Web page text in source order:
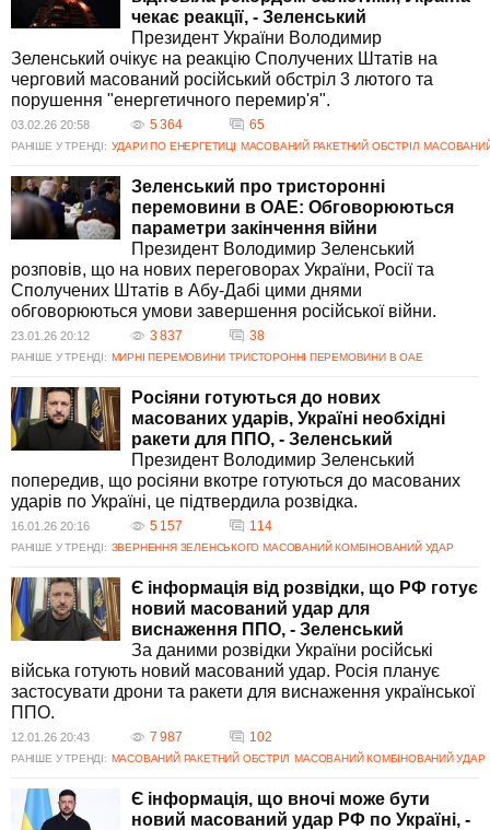
чекає реакції, - Зеленський
Президент України Володимир
Зеленський очікує на реакцію Сполучених Штатів на
черговий масований російський обстріл 3 лютого та
порушення "енергетичного перемир'я".
03.02.26 20:58 5 364 65
РАНІШЕ У ТРЕНДІ: УДАРИ ПО ЕНЕРГЕТИЦІ МАСОВАНИЙ РАКЕТНИЙ ОБСТРІЛ
Зеленський про тристоронні
перемовини в ОАЕ: Обговорюються
параметри закінчення війни
Президент Володимир Зеленський
розповів, що на нових переговорах України, Росії та
Сполучених Штатів в Абу-Дабі цими днями
обговорюються умови завершення російської війни.
23.01.26 20:12 3 837 38
РАНІШЕ У ТРЕНДІ: МИРНІ ПЕРЕМОВИНИ ТРИСТОРОННІ ПЕРЕМОВИНИ В ОАЕ
Росіяни готуються до нових
масованих ударів, Україні необхідні
ракети для ППО, - Зеленський
Президент Володимир Зеленський
попередив, що росіяни вкотре готуються до масованих
ударів по Україні, це підтвердила розвідка.
16.01.26 20:16 5 157 114
РАНІШЕ У ТРЕНДІ: ЗВЕРНЕННЯ ЗЕЛЕНСЬКОГО МАСОВАНИЙ КОМБІНОВАНИЙ УДАР
Є інформація від розвідки, що РФ готує
новий масований удар для
виснаження ППО, - Зеленський
За даними розвідки України російські
війська готують новий масований удар. Росія планує
застосувати дрони та ракети для виснаження української
ППО.
12.01.26 20:43 7 987 102
РАНІШЕ У ТРЕНДІ: МАСОВАНИЙ РАКЕТНИЙ ОБСТРІЛ МАСОВАНИЙ КОМБІНОВАНИЙ УДАР
Є інформація, що вночі може бути
новий масований удар РФ по Україні, -